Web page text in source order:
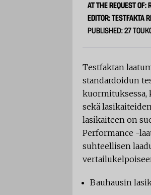
AT THE REQUEST OF:
EDITOR: TESTFAKTA
PUBLISHED: 27
Testfaktan
standardoidun
kuormituksessa,
sekä
lasikaiteen on
Performance -
suhteellisen
Bauhausin